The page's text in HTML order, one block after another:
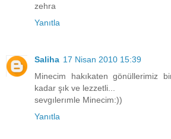
zehra
Yanıtla
Saliha 17 Nisan 2010 15:39
Minecim hakıkaten gönüllerimiz
kadar şık ve lezzetli...
sevgılerımle Minecim:))
Yanıtla